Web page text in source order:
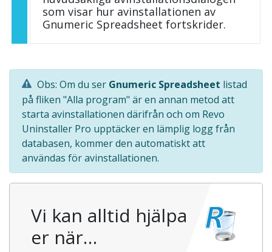
som visar hur avinstallationen av
Gnumeric Spreadsheet fortskrider.
Obs: Om du ser Gnumeric Spreadsheet listad
på fliken "Alla program" är en annan metod att
starta avinstallationen därifrån och om Revo
Uninstaller Pro upptäcker en lämplig logg från
databasen, kommer den automatiskt att
användas för avinstallationen.
Vi kan alltid hjälpa
er när…